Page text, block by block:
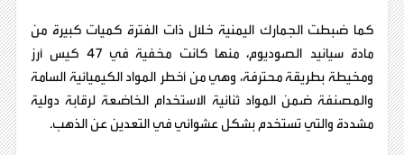
كما ضبطت الجمارك اليمنية خلال ذات الفترة كميات كبيرة من
مادة سيانيد الصوديوم، منها كانت مخفية في 47 كيس أرز
ومخيطة بطريقة محترفة، وهي من أخطر المواد الكيميائية السامة
والمصنفة ضمن المواد ثنائية الاستخدام الخاضعة لرقابة دولية
مشددة والتي تستخدم بشكل عشوائي في التعدين عن الذهب.